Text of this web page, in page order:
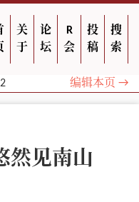
关
于
论
坛
R
会
投
稿
搜
索
编辑本页 →
然见南山